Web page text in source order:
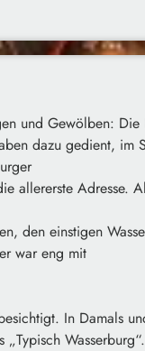
und Gewölben: Die
dazu gedient, im
allererste Adresse.
den einstigen
war eng mit
In Damals
„Typisch